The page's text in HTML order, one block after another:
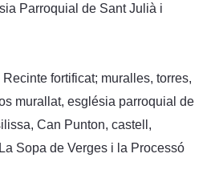
Parroquial de Sant Julià i
Recinte fortificat; muralles, torres,
murallat, església parroquial de
Can Punton, castell,
Sopa de Verges i la Processó